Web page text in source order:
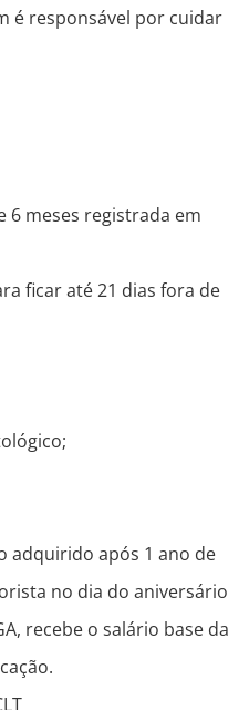
é responsável por cuidar
6 meses registrada em
ficar até 21 dias fora de
adquirido após 1 ano de
no dia do aniversário
recebe o salário base da